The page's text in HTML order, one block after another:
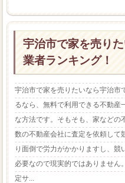
宇治市で家を売り
業者ランキング！
宇治市で家を売りたいなら宇治市
るなら、無料で利用できる不動産
な方法です。そもそも、家などの
数の不動産会社に査定を依頼して
り面倒で労力がかかりますし、
必要なので現実的ではありません
定サ...